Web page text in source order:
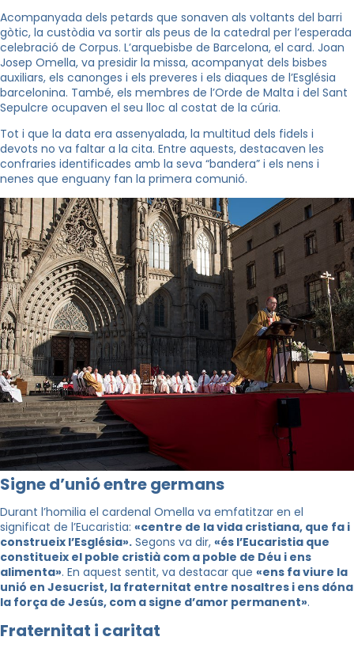
Acompanyada dels petards que sonaven als voltants del barri
gòtic, la custòdia va sortir als peus de la catedral per l’esperada
celebració de Corpus. L’arquebisbe de Barcelona, el card. Joan
Josep Omella, va presidir la missa, acompanyat dels bisbes
auxiliars, els canonges i els preveres i els diaques de l’Església
barcelonina. També, els membres de l’Orde de Malta i del Sant
Sepulcre ocupaven el seu lloc al costat de la cúria.
Tot i que la data era assenyalada, la multitud dels fidels i
devots no va faltar a la cita. Entre aquests, destacaven les
confraries identificades amb la seva “bandera” i els nens i
nenes que enguany fan la primera comunió.
Signe d’unió entre germans
Durant l’homilia el cardenal Omella va emfatitzar en el
significat de l’Eucaristia: «centre de la vida cristiana, que fa i
construeix l’Església». Segons va dir, «és l’Eucaristia que
constitueix el poble cristià com a poble de Déu i ens
alimenta». En aquest sentit, va destacar que «ens fa viure la
unió en Jesucrist, la fraternitat entre nosaltres i ens dóna
la força de Jesús, com a signe d’amor permanent».
Fraternitat i caritat